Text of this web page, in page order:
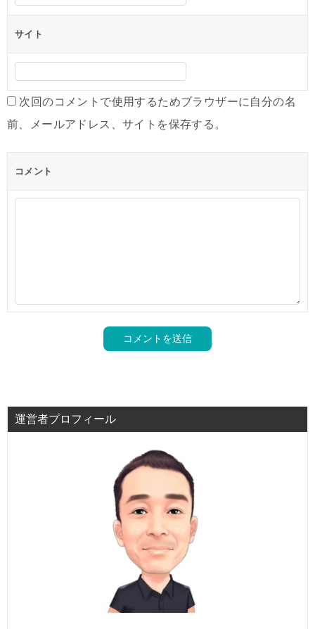
サイト
次回のコメントで使用するためブラウザーに自分の名
前、メールアドレス、サイトを保存する。
コメント
運営者プロフィール